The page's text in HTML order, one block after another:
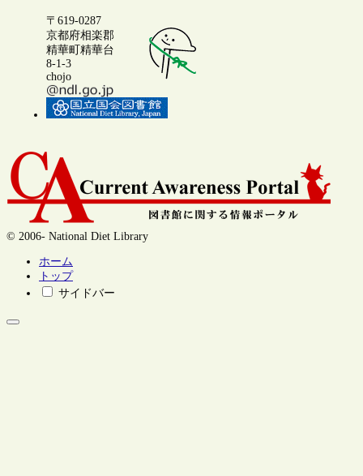
〒619-0287
京都府相楽郡
精華町精華台
8-1-3
chojo
© 2006- National Diet Library
ホーム
トップ
サイドバー